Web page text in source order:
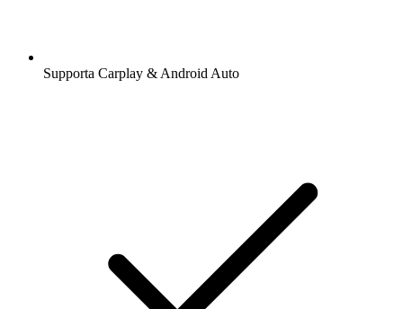
Supporta Carplay & Android Auto